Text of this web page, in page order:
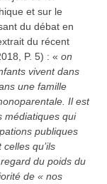
et sur le
du débat en
du récent
P. 5) : « on
vivent dans
une famille
Il est
médiatiques qui
publiques
qu’ils
du poids du
de « nos